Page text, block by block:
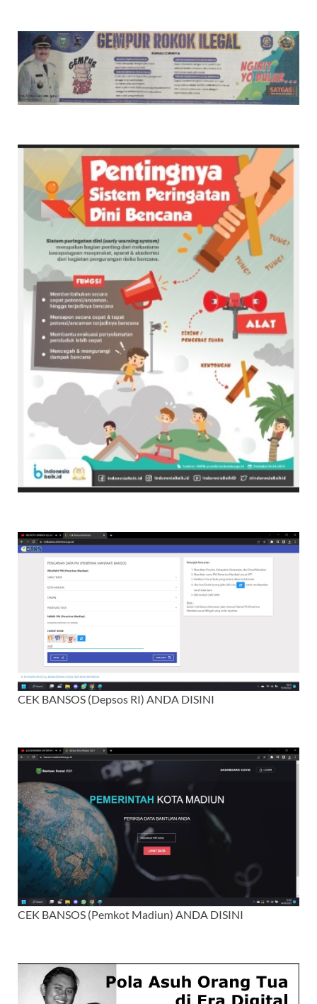
CEK BANSOS (Depsos RI) ANDA DISINI
CEK BANSOS (Pemkot Madiun) ANDA DISINI